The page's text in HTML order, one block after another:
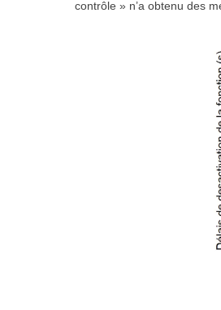
contrôle » n’a obtenu des